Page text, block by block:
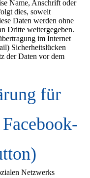
Name, Anschrift oder
dies, soweit
Daten werden ohne
Dritte weitergegeben.
im Internet
Sicherheitslücken
der Daten vor dem
für
Netzwerks